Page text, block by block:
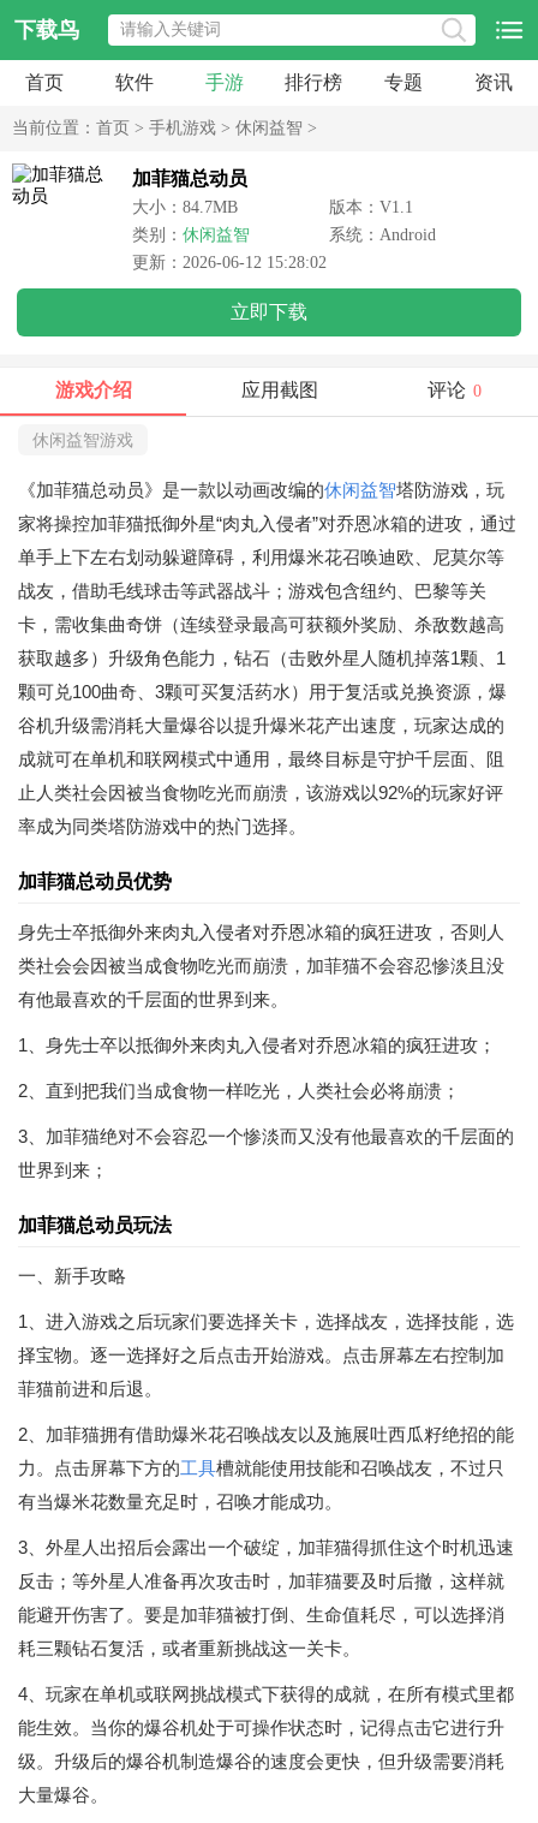
下载鸟
首页 软件 手游 排行榜 专题 资讯
当前位置： 首页 > 手机游戏 > 休闲益智 >
加菲猫总动员
大小：84.7MB
版本：V1.1
类别： 休闲益智
系统：Android
更新：2026-06-12 15:28:02
立即下载
游戏介绍 应用截图 评论 0
休闲益智游戏
《加菲猫总动员》是一款以动画改编的休闲益智塔防游戏，玩
家将操控加菲猫抵御外星“肉丸入侵者”对乔恩冰箱的进攻，通过
单手上下左右划动躲避障碍，利用爆米花召唤迪欧、尼莫尔等
战友，借助毛线球击等武器战斗；游戏包含纽约、巴黎等关
卡，需收集曲奇饼（连续登录最高可获额外奖励、杀敌数越高
获取越多）升级角色能力，钻石（击败外星人随机掉落1颗、1
颗可兑100曲奇、3颗可买复活药水）用于复活或兑换资源，爆
谷机升级需消耗大量爆谷以提升爆米花产出速度，玩家达成的
成就可在单机和联网模式中通用，最终目标是守护千层面、阻
止人类社会因被当食物吃光而崩溃，该游戏以92%的玩家好评
率成为同类塔防游戏中的热门选择。
加菲猫总动员优势
身先士卒抵御外来肉丸入侵者对乔恩冰箱的疯狂进攻，否则人
类社会会因被当成食物吃光而崩溃，加菲猫不会容忍惨淡且没
有他最喜欢的千层面的世界到来。
1、身先士卒以抵御外来肉丸入侵者对乔恩冰箱的疯狂进攻；
2、直到把我们当成食物一样吃光，人类社会必将崩溃；
3、加菲猫绝对不会容忍一个惨淡而又没有他最喜欢的千层面的
世界到来；
加菲猫总动员玩法
一、新手攻略
1、进入游戏之后玩家们要选择关卡，选择战友，选择技能，选
择宝物。逐一选择好之后点击开始游戏。点击屏幕左右控制加
菲猫前进和后退。
2、加菲猫拥有借助爆米花召唤战友以及施展吐西瓜籽绝招的能
力。点击屏幕下方的工具槽就能使用技能和召唤战友，不过只
有当爆米花数量充足时，召唤才能成功。
3、外星人出招后会露出一个破绽，加菲猫得抓住这个时机迅速
反击；等外星人准备再次攻击时，加菲猫要及时后撤，这样就
能避开伤害了。要是加菲猫被打倒、生命值耗尽，可以选择消
耗三颗钻石复活，或者重新挑战这一关卡。
4、玩家在单机或联网挑战模式下获得的成就，在所有模式里都
能生效。当你的爆谷机处于可操作状态时，记得点击它进行升
级。升级后的爆谷机制造爆谷的速度会更快，但升级需要消耗
大量爆谷。